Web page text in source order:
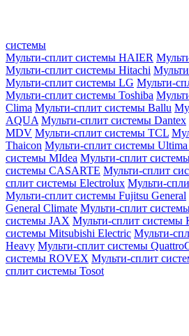
системы
Мульти-сплит системы HAIER
Мульти-сплит системы Hitachi
Мульти-сплит системы LG Мульти-
Мульти-сплит системы Toshiba
Clima Мульти-сплит системы Ballu
AQUA Мульти-сплит системы Dantex
MDV Мульти-сплит системы TCL
Thaicon Мульти-сплит системы
системы MIdea Мульти-сплит
системы CASARTE Мульти-сплит
сплит системы Electrolux Мульти-
Мульти-сплит системы Fujitsu General
General Climate Мульти-сплит
системы JAX Мульти-сплит системы
системы Mitsubishi Electric Мульти-
Heavy Мульти-сплит системы
системы ROVEX Мульти-сплит
сплит системы Tosot